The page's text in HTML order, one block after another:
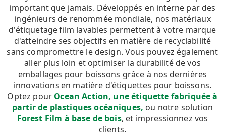
important que jamais. Développés en interne par des
ingénieurs de renommée mondiale, nos matériaux
d'étiquetage film lavables permettent à votre marque
d'atteindre ses objectifs en matière de recyclabilité
sans compromettre le design. Vous pouvez également
aller plus loin et optimiser la durabilité de vos
emballages pour boissons grâce à nos dernières
innovations en matière d'étiquettes pour boissons.
Optez pour Ocean Action, une étiquette fabriquée à
partir de plastiques océaniques, ou notre solution
Forest Film à base de bois, et impressionnez vos
clients.